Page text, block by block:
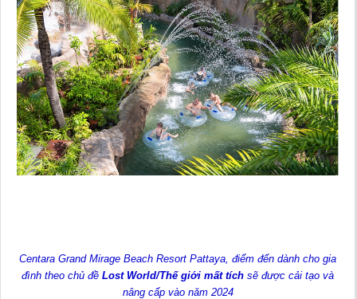
Centara Grand Mirage Beach Resort Pattaya, điểm đến dành cho gia
đình theo chủ đề Lost World/Thế giới mất tích sẽ được cải tạo và
nâng cấp vào năm 2024